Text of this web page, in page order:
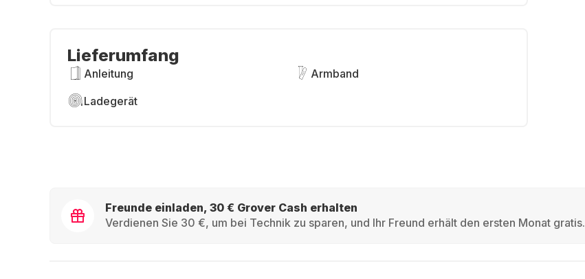
Lieferumfang
Anleitung
Armband
Ladegerät
Freunde einladen, 30 € Grover Cash erhalten
Verdienen Sie 30 €, um bei Technik zu sparen, und Ihr Freund erhält den ersten Monat gratis.